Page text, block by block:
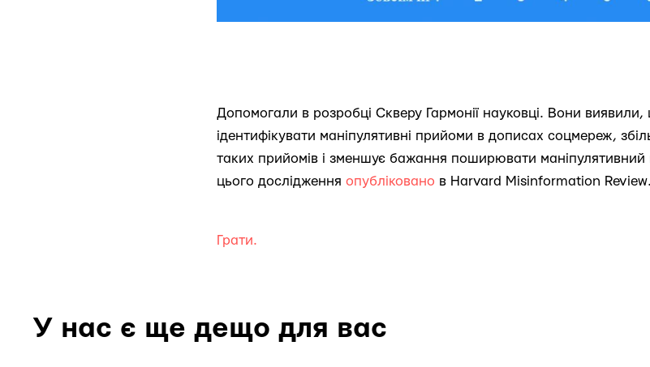
Допомогали в розробці Скверу Гармонії науковці. Вони
ідентифікувати маніпулятивні прийоми в дописах соцмереж,
таких прийомів і зменшує бажання поширювати маніпулятивний
цього дослідження опубліковано в Harvard Misinformation Review.
Грати.
У нас є ще дещо для вас